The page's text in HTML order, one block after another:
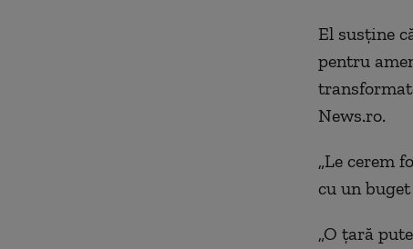
El susţine
pentru
News.ro.
„Le cerem
cu un
„O ţară